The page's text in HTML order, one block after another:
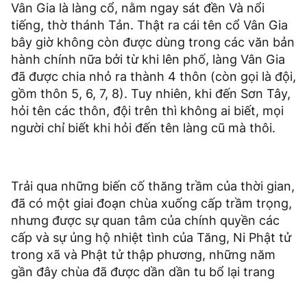
Vân Gia là làng cổ, nằm ngay sát đền Và nổi
tiếng, thờ thánh Tản. Thật ra cái tên cổ Vân Gia
bây giờ không còn được dùng trong các văn bản
hành chính nữa bởi từ khi lên phố, làng Vân Gia
đã được chia nhỏ ra thành 4 thôn (còn gọi là đội,
gồm thôn 5, 6, 7, 8). Tuy nhiên, khi đến Sơn Tây,
hỏi tên các thôn, đội trên thì không ai biết, mọi
người chỉ biết khi hỏi đến tên làng cũ mà thôi.
Trải qua những biến cố thăng trầm của thời gian,
đã có một giai đoạn chùa xuống cấp trầm trọng,
nhưng được sự quan tâm của chính quyền các
cấp và sự ủng hộ nhiệt tình của Tăng, Ni Phật tử
trong xã và Phật tử thập phương, những năm
gần đây chùa đã được dần dần tu bổ lại trang